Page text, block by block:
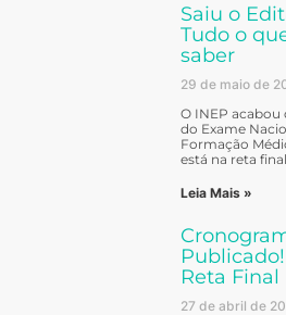
Saiu o
Tudo o
saber
29 de maio de
O INEP acabou
do Exame
Formação
está na reta
Leia Mais »
Reta Final
27 de abril de